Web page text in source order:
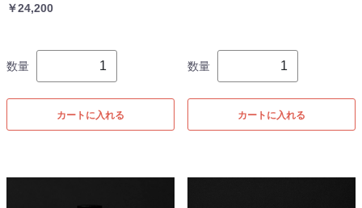
￥24,200
数量
カートに入れる
数量
カートに入れる